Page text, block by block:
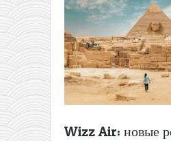
Wizz Air: новые